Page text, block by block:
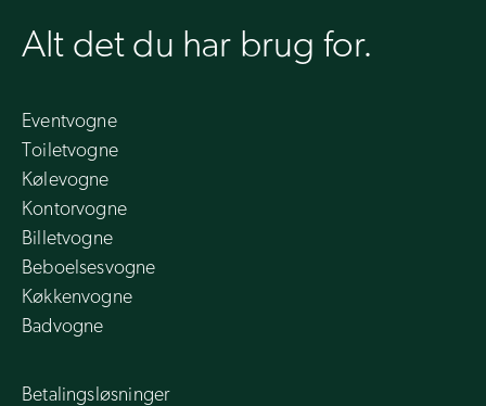
Alt det du har brug for.
Eventvogne
Toiletvogne
Kølevogne
Kontorvogne
Billetvogne
Beboelsesvogne
Køkkenvogne
Badvogne
Betalingsløsninger